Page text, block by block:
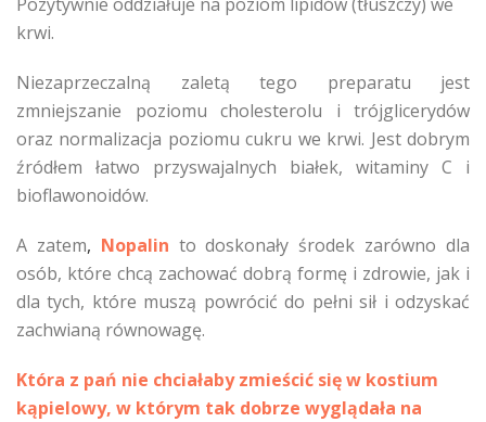
krwi.
Niezaprzeczalną zaletą tego preparatu jest
zmniejszanie poziomu cholesterolu i trójglicerydów
oraz normalizacja poziomu cukru we krwi. Jest dobrym
źródłem łatwo przyswajalnych białek, witaminy C i
bioflawonoidów.
A zatem, Nopalin to doskonały środek zarówno dla
osób, które chcą zachować dobrą formę i zdrowie, jak i
dla tych, które muszą powrócić do pełni sił i odzyskać
zachwianą równowagę.
Która z pań nie chciałaby zmieścić się w kostium
kąpielowy, w którym tak dobrze wyglądała na